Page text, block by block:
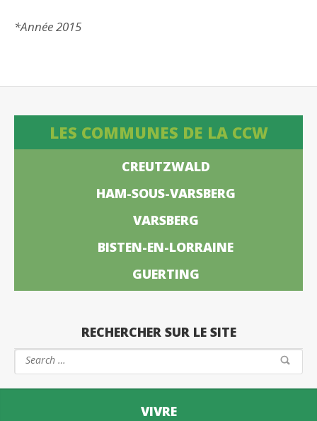
*Année 2015
LES COMMUNES DE LA CCW
CREUTZWALD
HAM-SOUS-VARSBERG
VARSBERG
BISTEN-EN-LORRAINE
GUERTING
RECHERCHER SUR LE SITE
VIVRE